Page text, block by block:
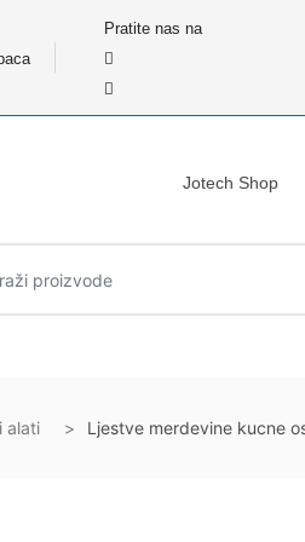
Pratite nas na
Jotech Shop
alati Ljestve merdevine kucne